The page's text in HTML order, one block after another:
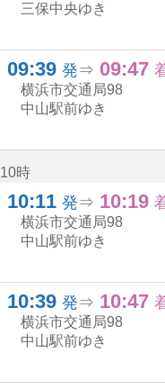
三保中央ゆき
09:39 9じ 39ふん
発⇒ 09:47
横浜市交通局98
中山駅前ゆき
10時
10:11 10じ 11ふ
発⇒ 10:19
横浜市交通局98
中山駅前ゆき
10:39 10じ 39ふ
発⇒ 10:47
横浜市交通局98
中山駅前ゆき